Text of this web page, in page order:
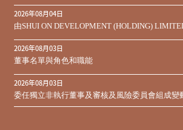
2026年08月04日
由SHUI ON DEVELOPMENT (HOLDING)
期之450,000,000美元9.75%優先票據之同意徵
同意結果
2026年08月03日
董事名單與角色和職能
2026年08月03日
委任獨立非執行董事及審核及風險委員會組成變